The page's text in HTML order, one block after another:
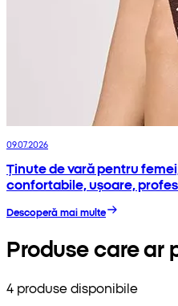
09.07.2026
Ținute de vară pentru
confortabile, ușoare,
Descoperă mai multe
Produse care ar
4 produse disponibile